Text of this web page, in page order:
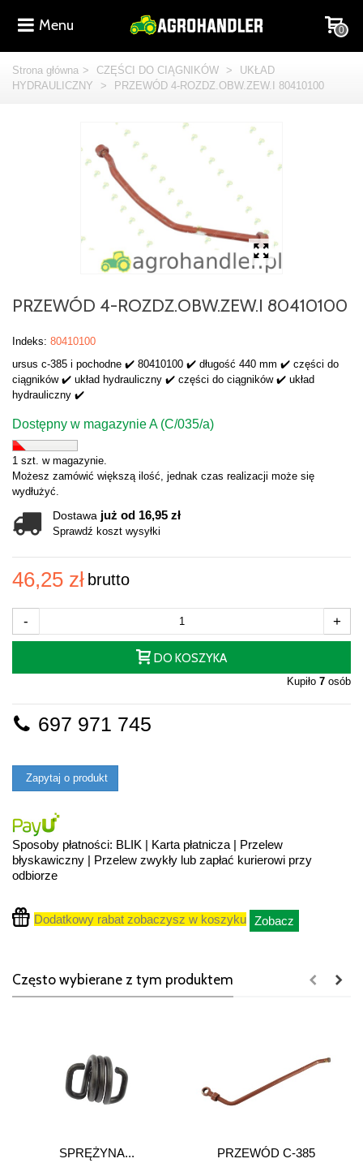
Menu 0
Strona główna > CZĘŚCI DO CIĄGNIKÓW >
UKŁAD
HYDRAULICZNY
> PRZEWÓD 4-ROZDZ.OBW.ZEW.I 80410100
PRZEWÓD 4-ROZDZ.OBW.ZEW.I 80410100
Indeks: 80410100
ursus c-385 i pochodne ✔️ 80410100 ✔️ długość 440 mm ✔️ części do
ciągników ✔️ układ hydrauliczny ✔️ części do ciągników ✔️ układ
hydrauliczny ✔️
Dostępny w magazynie A (C/035/a)
1 szt. w magazynie.
Możesz zamówić większą ilość, jednak czas realizacji może się
wydłużyć.
Dostawa już od 16,95 zł
Sprawdź koszt wysyłki
46,25 zł brutto
- +
DO KOSZYKA
Kupiło 7 osób
697 971 745
Zapytaj o produkt
Sposoby płatności: BLIK | Karta płatnicza | Przelew
błyskawiczny | Przelew zwykły lub zapłać kurierowi przy
odbiorze
Dodatkowy rabat zobaczysz w koszyku Zobacz
Często wybierane z tym produktem
SPRĘŻYNA...
PRZEWÓD C-385